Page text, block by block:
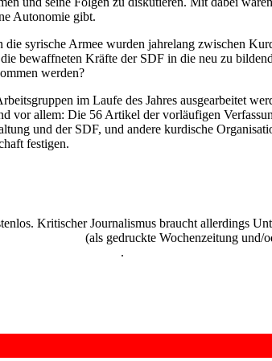
Autonomie gibt.
syrische Armee wurden jahrelang zwischen
bewaffneten Kräfte der SDF in die neu zu
werden?
im Laufe des Jahres ausgearbeitet
allem: Die 56 Artikel der vorläufigen
und der SDF, und andere kurdische
festigen.
Kritischer Journalismus braucht allerdings
(als gedruckte Wochenzeitung
.